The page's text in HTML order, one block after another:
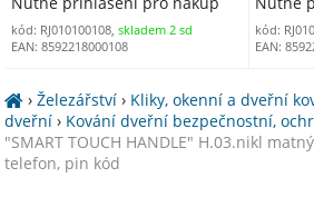
kód: RJ010100108, skladem 2 sd
EAN: 8592218000108
kód:
EAN:
›Železářství › Kliky, okenní a dveřní
dveřní › Kování dveřní bezpečnostní,
"SMART TOUCH HANDLE" H.03.nikl
telefon, pin kód